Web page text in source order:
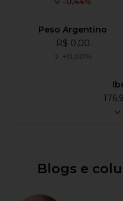
Peso Argentino
R$ 0,00
+0,00%
Blogs e